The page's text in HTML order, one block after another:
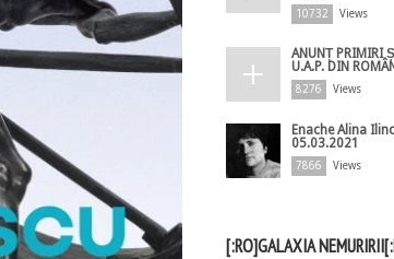
10732 Views
ANUNȚ PRIMIRI
U.A.P. DIN
8276 Views
Enache Alina
05.03.2021
7866 Views
[:RO]GALAXIA